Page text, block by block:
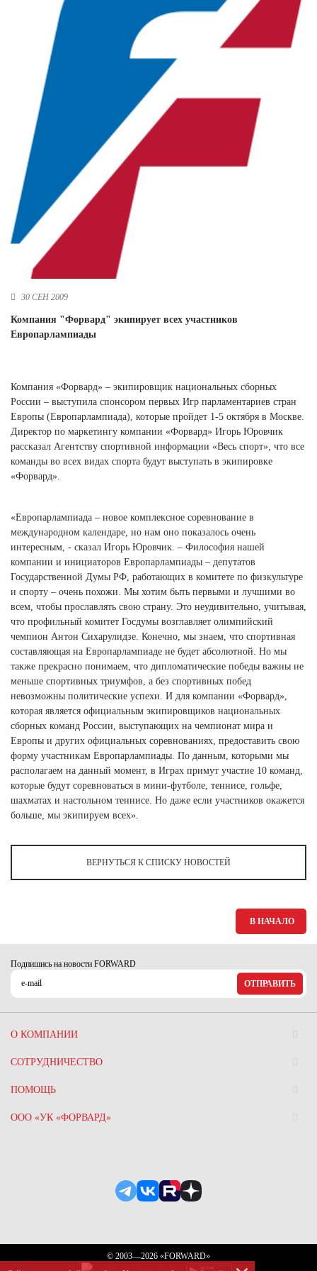
Новосибирская область (3)
Омская область (5)
Республика Башкортостан (3)
Республика Крым (1)
Республика Татарстан (2)
Ростовская область (2)
Самарская область (1)
Санкт-Петербург и ЛО (3)
Саратовская область (1)
Свердловская область (5)
Северная Осетия (2)
Смоленская область (1)
Ставропольский край (5)
Томская область (1)
Тульская область (1)
Тюменская область (3)
Ханты-Мансийский автономный округ (3)
Ярославская область (1)
30 СЕН 2009
Компания "Форвард" экипирует всех участников
Европарлампиады
Компания «Форвард» – экипировщик национальных сборных
России – выступила спонсором первых Игр парламентариев стран
Европы (Европарлампиада), которые пройдет 1-5 октября в Москве.
Директор по маркетингу компании «Форвард» Игорь Юровчик
рассказал Агентству спортивной информации «Весь спорт», что все
команды во всех видах спорта будут выступать в экипировке
«Форвард».
«Европарлампиада – новое комплексное соревнование в
международном календаре, но нам оно показалось очень
интересным, - сказал Игорь Юровчик. – Философия нашей
компании и инициаторов Европарлампиады – депутатов
Государственной Думы РФ, работающих в комитете по физкультуре
и спорту – очень похожи. Мы хотим быть первыми и лучшими во
всем, чтобы прославлять свою страну. Это неудивительно, учитывая,
что профильный комитет Госдумы возглавляет олимпийский
чемпион Антон Сихарулидзе. Конечно, мы знаем, что спортивная
составляющая на Европарлампиаде не будет абсолютной. Но мы
также прекрасно понимаем, что дипломатические победы важны не
меньше спортивных триумфов, а без спортивных побед
невозможны политические успехи. И для компании «Форвард»,
которая является официальным экипировщиков национальных
сборных команд России, выступающих на чемпионат мира и
Европы и других официальных соревнованиях, предоставить свою
форму участникам Европарлампиады. По данным, которыми мы
располагаем на данный момент, в Играх примут участие 10 команд,
которые будут соревноваться в мини-футболе, теннисе, гольфе,
шахматах и настольном теннисе. Но даже если участников окажется
больше, мы экипируем всех».
ВЕРНУТЬСЯ К СПИСКУ НОВОСТЕЙ
В НАЧАЛО
Подпишись на новости FORWARD
ОТПРАВИТЬ
О КОМПАНИИ
СОТРУДНИЧЕСТВО
ПОМОЩЬ
ООО «УК «ФОРВАРД»
© 2003—2026 «FORWARD»